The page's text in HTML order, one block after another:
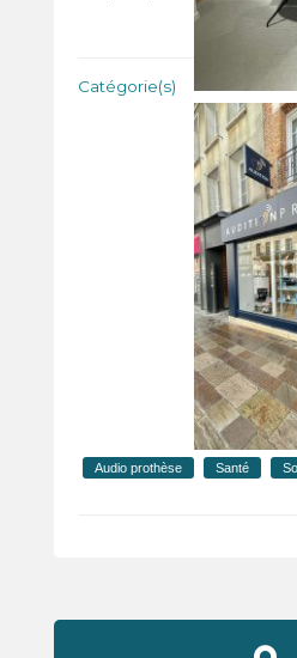
Catégorie(s)
Audio prothèse Santé